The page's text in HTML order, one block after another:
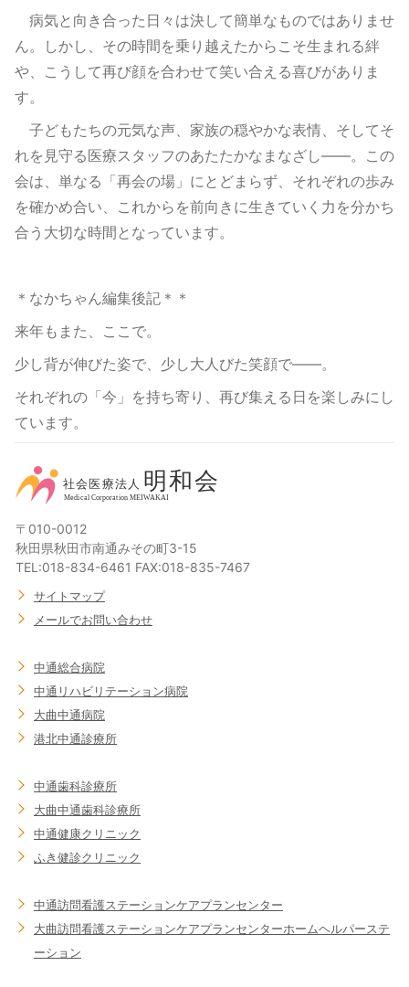
病気と向き合った日々は決して簡単なものではありませ
ん。しかし、その時間を乗り越えたからこそ生まれる絆
や、こうして再び顔を合わせて笑い合える喜びがありま
す。
子どもたちの元気な声、家族の穏やかな表情、そしてそ
れを見守る医療スタッフのあたたかなまなざし――。この
会は、単なる「再会の場」にとどまらず、それぞれの歩み
を確かめ合い、これからを前向きに生きていく力を分かち
合う大切な時間となっています。
＊なかちゃん編集後記＊＊
来年もまた、ここで。
少し背が伸びた姿で、少し大人びた笑顔で――。
それぞれの「今」を持ち寄り、再び集える日を楽しみにし
ています。
〒010-0012
秋田県秋田市南通みその町3-15
TEL:018-834-6461 FAX:018-835-7467
サイトマップ
メールでお問い合わせ
中通総合病院
中通リハビリテーション病院
大曲中通病院
港北中通診療所
中通歯科診療所
大曲中通歯科診療所
中通健康クリニック
ふき健診クリニック
中通訪問看護ステーションケアプランセンター
大曲訪問看護ステーションケアプランセンターホームヘルパーステ
ーション